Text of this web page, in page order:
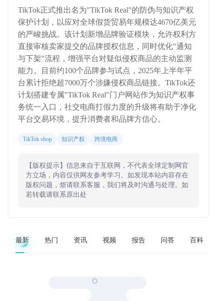
TikTok正式推出名为"TikTok Real"的防伪与知识产权
保护计划，以应对全球假货贸易年规模达4670亿美元
的严峻挑战。该计划新增品牌验证模块，允许权利方
直接审核卖家提交的品牌授权信息，同时优化"通知
与下架"流程，增强平台对疑似侵权商品的主动监测
能力。目前约100个品牌参与试点，2025年上半年平
台累计拒绝超7000万个涉嫌侵权商品链接。TikTok还
计划搭建专属"TikTok Real"门户网站作为知识产权事
务统一入口，社交电商打假力度的升级将有助于净化
平台交易环境，提升消费者和品牌方信心。
TikTok shop 知识产权 跨境电商
【版权提示】信息来自于互联网，不代表全球定制网官
方立场，内容仅供网友参考学习。如发现本站内容存在
版权问题，烦请联系客服，我们将及时沟通与处理。如
若转载请联系原出处
最新 热门 资讯 视频 报告 问答 百科